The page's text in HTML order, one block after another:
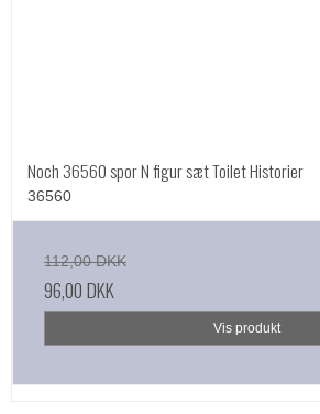
Noch 36560 spor N figur sæt Toilet Historier
36560
112,00 DKK
96,00 DKK
Vis produkt